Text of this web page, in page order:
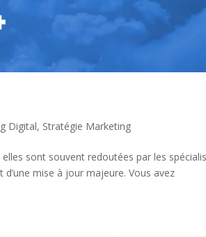
Digital, Stratégie Marketing
sont souvent redoutées par les
mise à jour majeure. Vous avez